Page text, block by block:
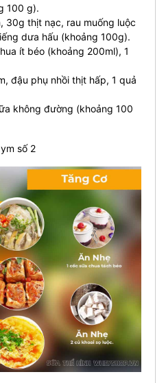
100 g).
30g thịt nạc, rau muống luộc
dưa hấu (khoảng 100g).
ít béo (khoảng 200ml), 1
đậu phụ nhồi thịt hấp, 1 quả
không đường (khoảng 100
số 2